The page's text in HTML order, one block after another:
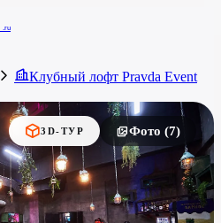
.ru
Клубный лофт Pravda Event
3D-ТУР Фото (7)